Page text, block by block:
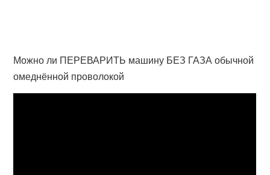
Можно ли ПЕРЕВАРИТЬ машину БЕЗ ГАЗА обычной
омеднённой проволокой